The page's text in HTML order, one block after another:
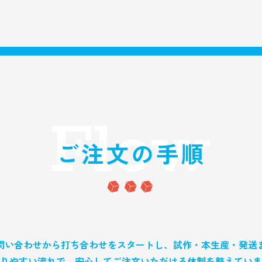
い合わせから打ち合わせをスタートし、試作・本生産・発送